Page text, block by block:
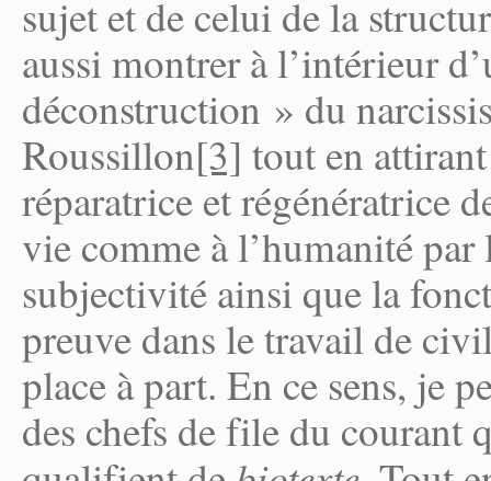
sujet et de celui de la
aussi montrer à l’intérieur
déconstruction » du
Roussillon[3] tout en
réparatrice et régénératrice
vie comme à l’humanité
subjectivité ainsi que la
preuve dans le travail de
place à part. En ce sens, je
des chefs de file du courant